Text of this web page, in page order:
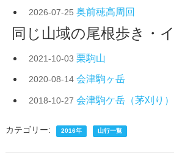
2026-07-25 奥前穂高周回
同じ山域の尾根歩き・
2021-10-03 栗駒山
2020-08-14 会津駒ヶ岳
2018-10-27 会津駒ケ岳（茅刈り）
カテゴリー: 2016年 山行一覧